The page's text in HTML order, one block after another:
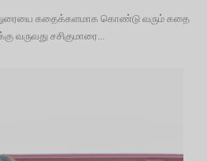
கதைக்களமாக கொண்டு வரும் கதை
வருவது சசிகுமாரை...